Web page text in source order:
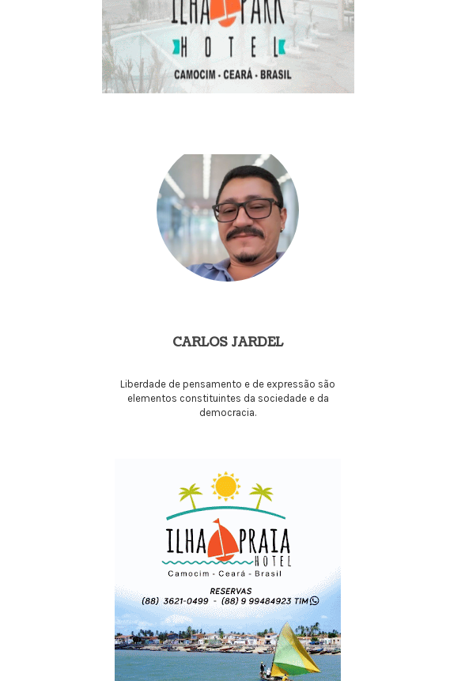
CARLOS JARDEL
Liberdade de pensamento e de expressão são
elementos constituintes da sociedade e da
democracia.